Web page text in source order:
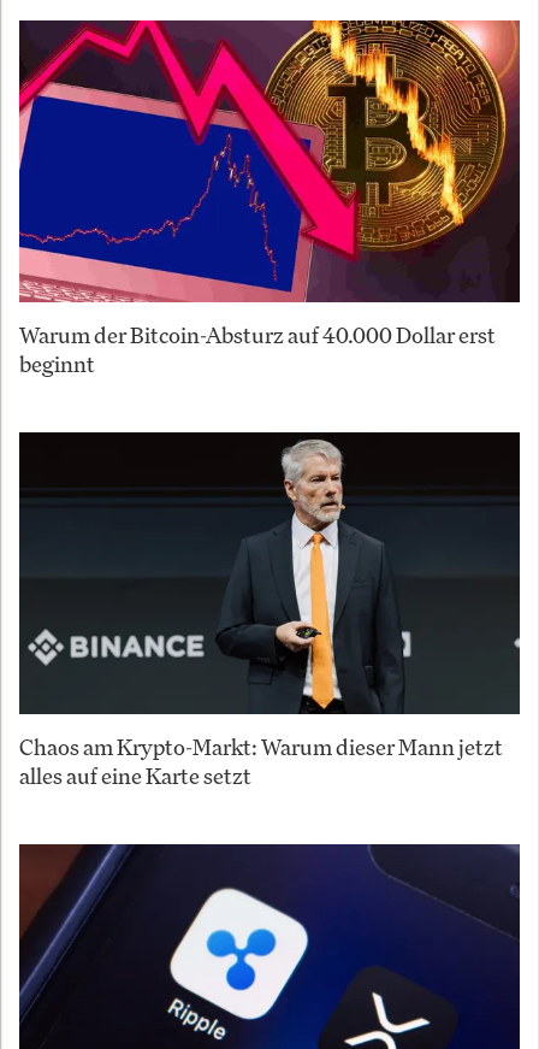
Warum der Bitcoin-Absturz auf 40.000 Dollar erst
beginnt
Chaos am Krypto-Markt: Warum dieser Mann jetzt
alles auf eine Karte setzt